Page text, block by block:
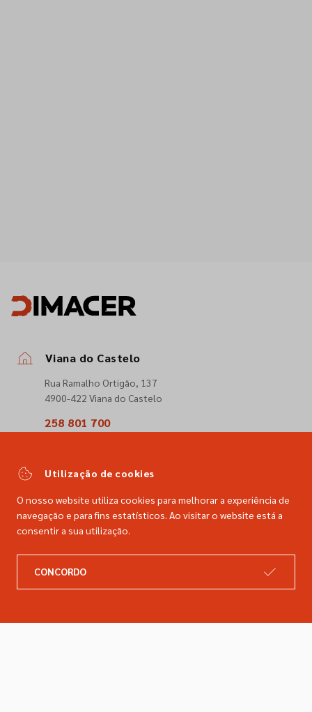
Viana do Castelo
Rua Ramalho Ortigão, 137
4900-422 Viana do Castelo
258 801 700
comercial@dimacer.com
Catálogo
Utilização de cookies
O nosso website utiliza cookies para melhorar a experiência de
navegação e para fins estatísticos. Ao visitar o website está a
consentir a sua utilização.
CONCORDO